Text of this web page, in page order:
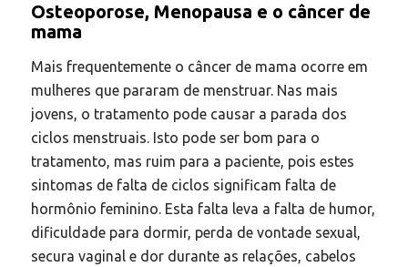
Osteoporose, Menopausa e o câncer de
mama
Mais frequentemente o câncer de mama ocorre em
mulheres que pararam de menstruar. Nas mais
jovens, o tratamento pode causar a parada dos
ciclos menstruais. Isto pode ser bom para o
tratamento, mas ruim para a paciente, pois estes
sintomas de falta de ciclos significam falta de
hormônio feminino. Esta falta leva a falta de humor,
dificuldade para dormir, perda de vontade sexual,
secura vaginal e dor durante as relações, cabelos